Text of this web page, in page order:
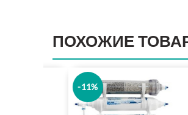
ПОХОЖИЕ
-11%